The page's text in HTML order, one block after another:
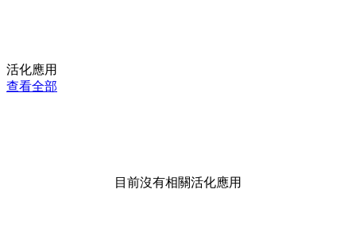
活化應用
查看全部
目前沒有相關活化應用